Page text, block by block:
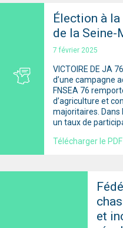
Élection à la
de la Seine-
7 février 2025
VICTOIRE DE JA
d’une campagne
FNSEA 76
d’agriculture et
majoritaires. Dans
un taux de
Télécharger le PDF
et